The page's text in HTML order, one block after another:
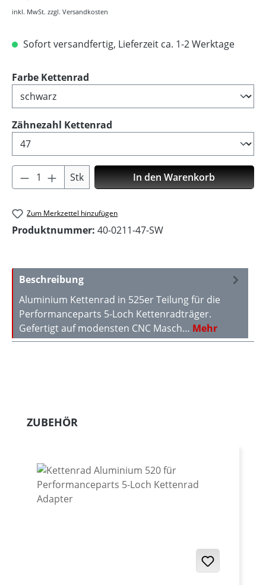
inkl. MwSt. zzgl. Versandkosten
Sofort versandfertig, Lieferzeit ca. 1-2 Werktage
Farbe Kettenrad
Zähnezahl Kettenrad
Produkt Anzahl: Gib den gewünschten
Stk In den Warenkorb
Zum Merkzettel hinzufügen
Produktnummer: 40-0211-47-SW
Beschreibung
Aluminium Kettenrad in 525er Teilung für die
Performanceparts 5-Loch Kettenradträger.
Gefertigt auf modensten CNC Masch… Mehr
Produktgalerie überspringen
ZUBEHÖR